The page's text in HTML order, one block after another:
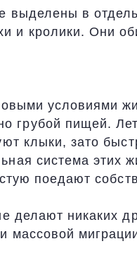
выделены в
и кролики. Они
условиями
пищей.
клыки, зато
система этих
поедают
никаких
массовой